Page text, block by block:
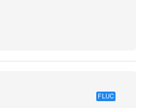
FLUC